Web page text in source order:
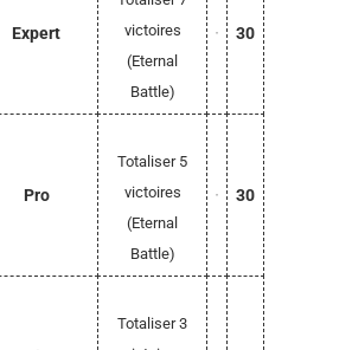
Expert
victoires
(Eternal
Battle)
30
Pro
Totaliser 5
victoires
(Eternal
Battle)
30
Totaliser 3